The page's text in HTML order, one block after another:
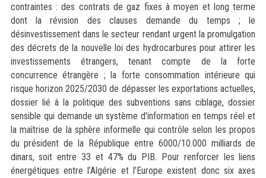
contraintes : des contrats de gaz fixes à moyen et long terme
dont la révision des clauses demande du temps ; le
désinvestissement dans le secteur rendant urgent la promulgation
des décrets de la nouvelle loi des hydrocarbures pour attirer les
investissements étrangers, tenant compte de la forte
concurrence étrangère ; la forte consommation intérieure qui
risque horizon 2025/2030 de dépasser les exportations actuelles,
dossier lié à la politique des subventions sans ciblage, dossier
sensible qui demande un système d'information en temps réel et
la maîtrise de la sphère informelle qui contrôle selon les propos
du président de la République entre 6000/10.000 milliards de
dinars, soit entre 33 et 47% du PIB. Pour renforcer les liens
énergétiques entre l’Algérie et l’Europe existent donc six axes